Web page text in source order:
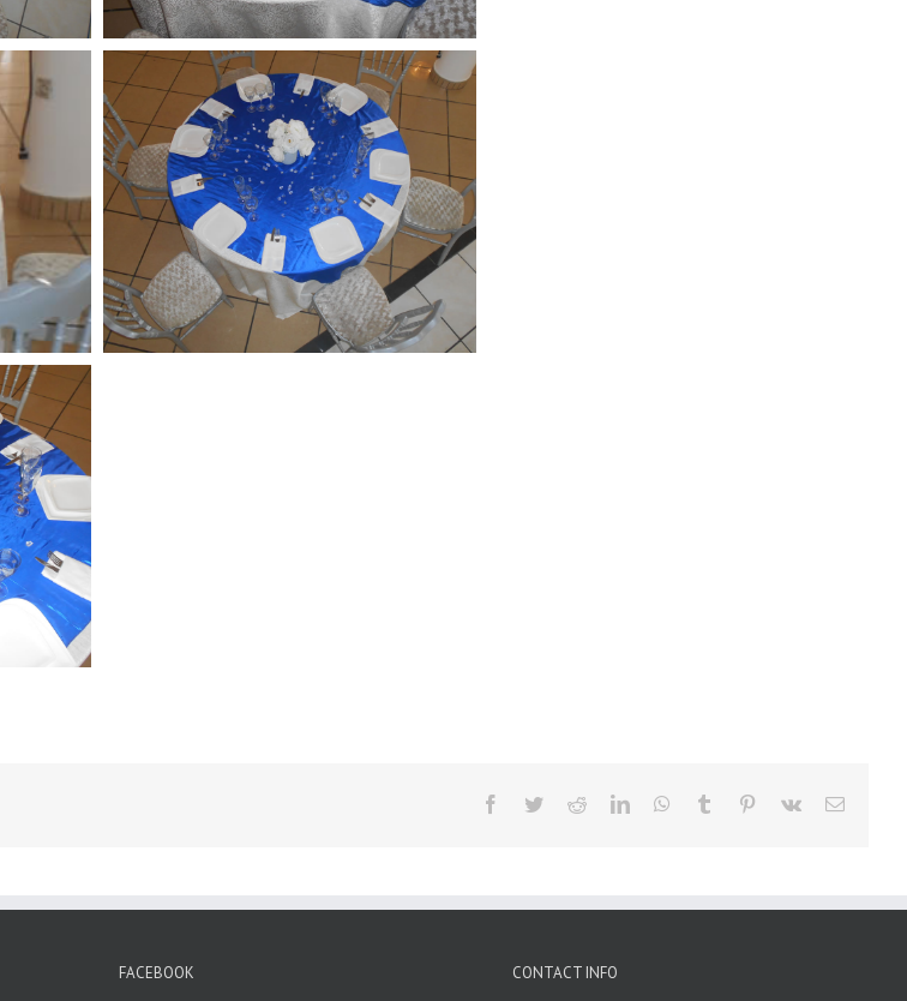
Facebook
TwitterRedditLinkedInWhatsApp
Tumblr Pinterest
Vk Email
FACEBOOK CONTACT INFO